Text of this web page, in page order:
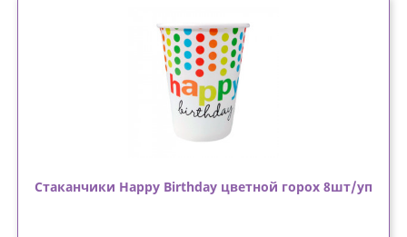
Стаканчики Happy Birthday цветной горох 8шт/уп